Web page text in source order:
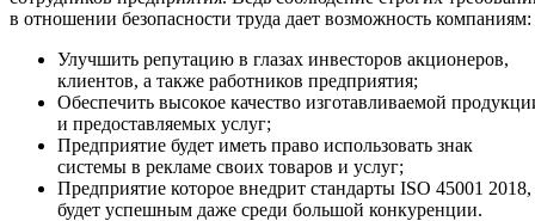
в отношении безопасности труда дает возможность компаниям:
Улучшить репутацию в глазах инвесторов акционеров,
клиентов, а также работников предприятия;
Обеспечить высокое качество изготавливаемой
и предоставляемых услуг;
Предприятие будет иметь право использовать знак
системы в рекламе своих товаров и услуг;
Предприятие которое внедрит стандарты ISO 45001 2018,
будет успешным даже среди большой конкуренции.